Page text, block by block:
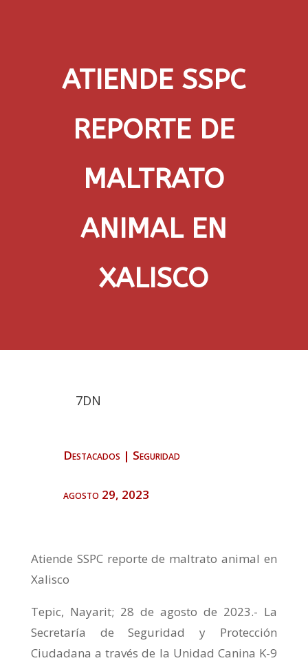
ATIENDE SSPC
REPORTE DE
MALTRATO
ANIMAL EN
XALISCO
7DN
Destacados | Seguridad
agosto 29, 2023
Atiende SSPC reporte de maltrato animal en
Xalisco
Tepic, Nayarit; 28 de agosto de 2023.- La
Secretaría de Seguridad y Protección
Ciudadana a través de la Unidad Canina K-9